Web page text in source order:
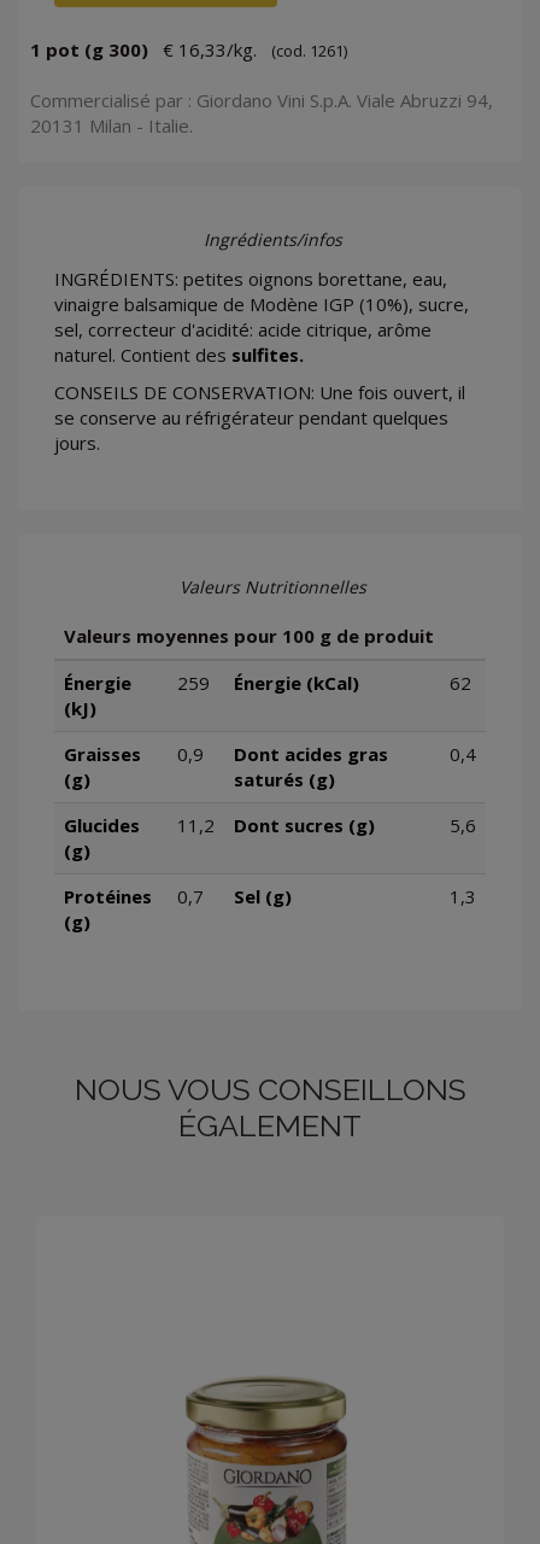
1 pot (g 300) € 16,33/kg. (cod. 1261)
Commercialisé par : Giordano Vini S.p.A. Viale Abruzzi 94,
20131 Milan - Italie.
Ingrédients/infos
INGRÉDIENTS: petites oignons borettane, eau,
vinaigre balsamique de Modène IGP (10%), sucre,
sel, correcteur d'acidité: acide citrique, arôme
naturel. Contient des sulfites.
CONSEILS DE CONSERVATION: Une fois ouvert, il
se conserve au réfrigérateur pendant quelques
jours.
Valeurs Nutritionnelles
Valeurs moyennes pour 100 g de produit
Énergie
(kJ)
259 Énergie (kCal) 62
Graisses
(g)
0,9
Dont acides gras
saturés (g)
0,4
Glucides
(g)
11,2 Dont sucres (g) 5,6
Protéines
(g)
0,7 Sel (g) 1,3
NOUS VOUS CONSEILLONS
ÉGALEMENT